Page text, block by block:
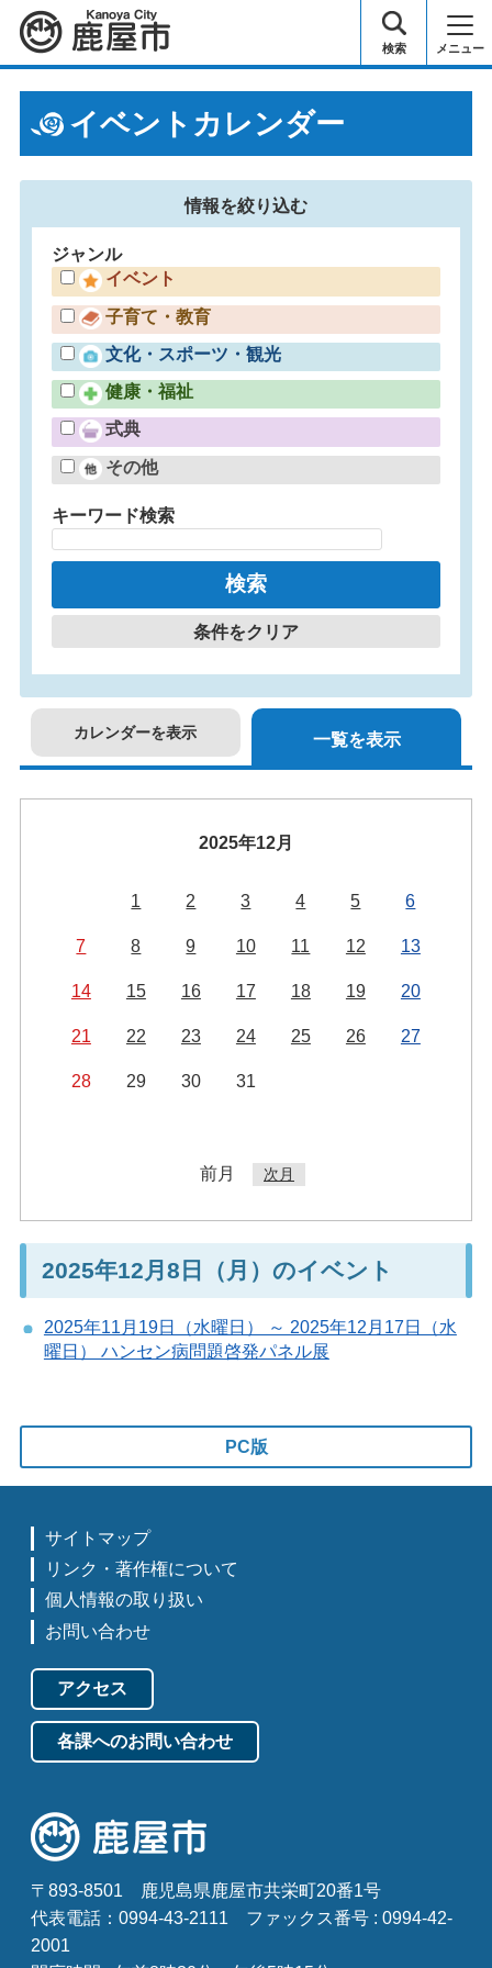
鹿屋市 検索 メニュー
イベントカレンダー
情報を絞り込む
ジャンル
イベント
子育て・教育
文化・スポーツ・観光
健康・福祉
式典
その他
キーワード検索
条件をクリア
カレンダーを表示 一覧を表示
2025年12月
1 2 3 4 5 6
7 8 9 10 11 12 13
14 15 16 17 18 19 20
21 22 23 24 25 26 27
28 29 30 31
前月 次月
2025年12月8日（月）のイベント
2025年11月19日（水曜日） ～ 2025年12月17日（水
曜日） ハンセン病問題啓発パネル展
PC版
サイトマップ
リンク・著作権について
個人情報の取り扱い
お問い合わせ
アクセス
各課へのお問い合わせ
〒893-8501
鹿児島県鹿屋市共栄町20番1号
代表電話：0994-43-2111
ファックス番号 : 0994-42-
2001